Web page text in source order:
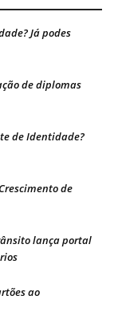
Já podes
de diplomas
de Identidade?
de
lança portal
ao